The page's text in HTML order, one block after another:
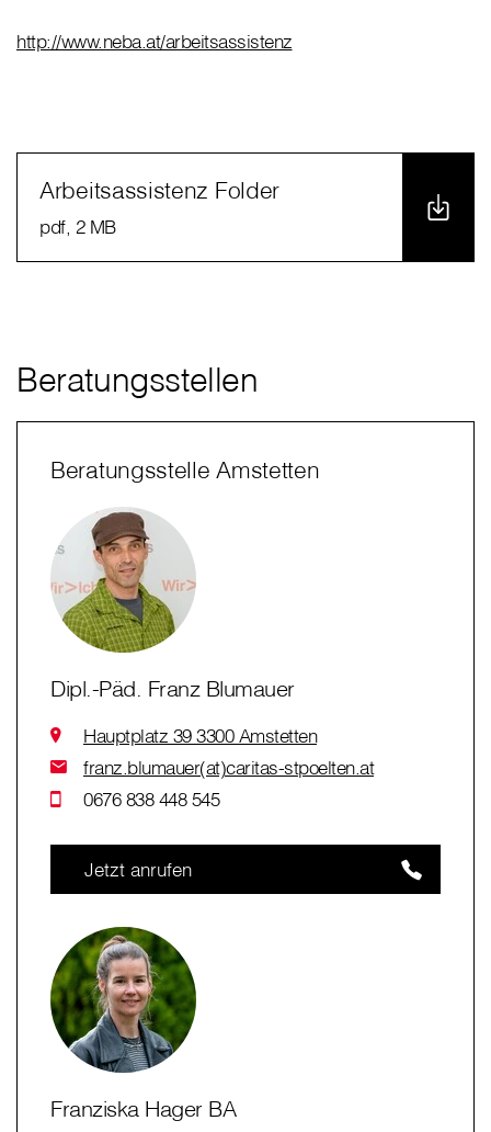
http://www.neba.at/arbeitsassistenz
Arbeitsassistenz Folder
pdf, 2 MB
Beratungsstellen
Beratungsstelle Amstetten
Dipl.-Päd. Franz Blumauer
Hauptplatz 39 3300 Amstetten
franz.blumauer(at)caritas-stpoelten.at
0676 838 448 545
Jetzt anrufen
Franziska Hager BA